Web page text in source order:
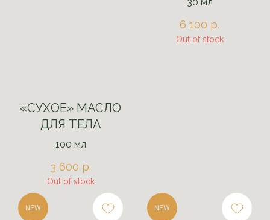
«СУХОЕ» МАСЛО
ДЛЯ ТЕЛА
100 мл
3 600 р.
Out of stock
6 100 р.
Out of stock
NEW NEW